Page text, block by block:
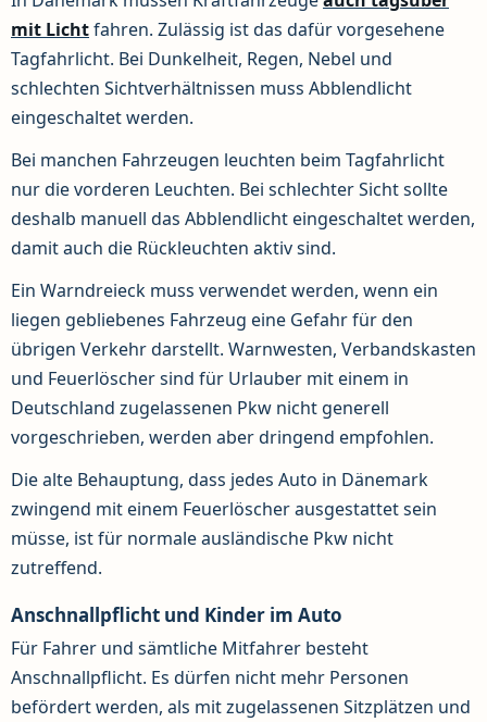
mit Lichtfahren. Zulässig ist das dafür vorgesehene
Tagfahrlicht. Bei Dunkelheit, Regen, Nebel und
schlechten Sichtverhältnissen muss Abblendlicht
eingeschaltet werden.
Bei manchen Fahrzeugen leuchten beim Tagfahrlicht
nur die vorderen Leuchten. Bei schlechter Sicht sollte
deshalb manuell das Abblendlicht eingeschaltet werden,
damit auch die Rückleuchten aktiv sind.
Ein Warndreieck muss verwendet werden, wenn ein
liegen gebliebenes Fahrzeug eine Gefahr für den
übrigen Verkehr darstellt. Warnwesten, Verbandskasten
und Feuerlöscher sind für Urlauber mit einem in
Deutschland zugelassenen Pkw nicht generell
vorgeschrieben, werden aber dringend empfohlen.
Die alte Behauptung, dass jedes Auto in Dänemark
zwingend mit einem Feuerlöscher ausgestattet sein
müsse, ist für normale ausländische Pkw nicht
zutreffend.
Anschnallpflicht und Kinder im Auto
Für Fahrer und sämtliche Mitfahrer besteht
Anschnallpflicht. Es dürfen nicht mehr Personen
befördert werden, als mit zugelassenen Sitzplätzen und